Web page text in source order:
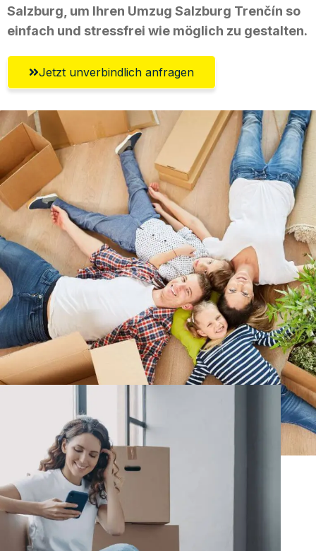
Salzburg, um Ihren Umzug Salzburg Trenčín so
einfach und stressfrei wie möglich zu gestalten.
Jetzt unverbindlich anfragen